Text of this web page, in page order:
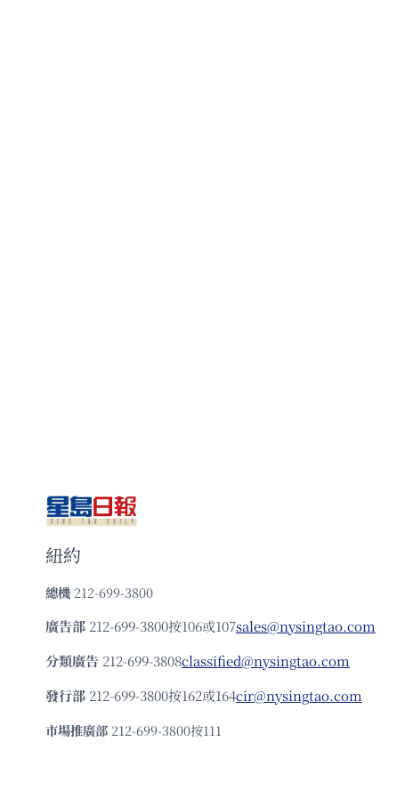
紐約
總機 212-699-3800
廣告部 212-699-3800按106或107sales@nysingtao.com
分類廣告 212-699-3808classified@nysingtao.com
發⾏部 212-699-3800按162或164cir@nysingtao.com
市場推廣部 212-699-3800按111